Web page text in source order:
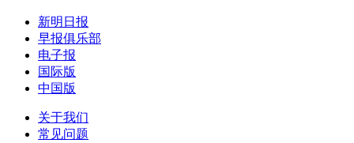
新明日报
早报俱乐部
电子报
国际版
中国版
关于我们
常见问题